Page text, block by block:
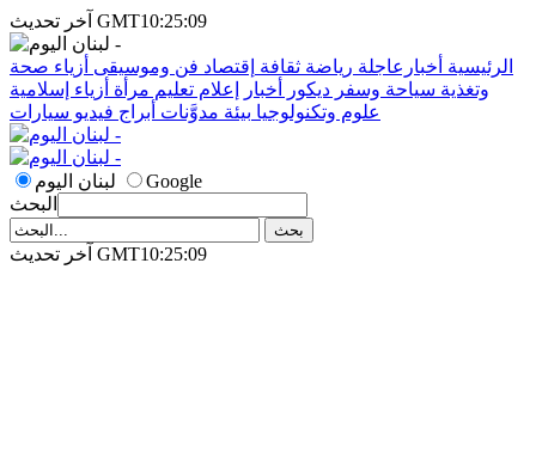
آخر تحديث GMT10:25:09
الرئيسية أخبارعاجلة رياضة ثقافة إقتصاد فن وموسيقى أزياء صحة
وتغذية سياحة وسفر ديكور أخبار إعلام تعليم مرأة أزياء إسلامية
علوم وتكنولوجيا بيئة مدوَّنات أبراج فيديو سيارات
لبنان اليوم
Google
البحث
آخر تحديث GMT10:25:09